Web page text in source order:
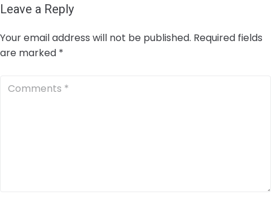
Leave a Reply
Your email address will not be published. Required fields
are marked *